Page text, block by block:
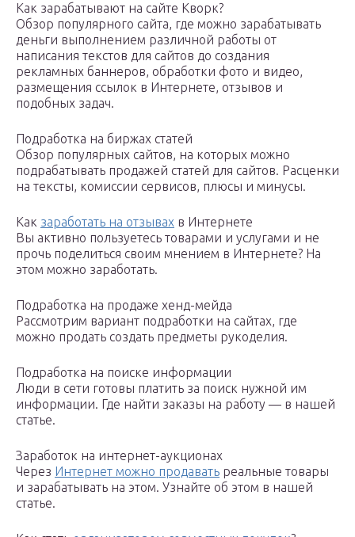
Как зарабатывают на сайте Кворк?
Обзор популярного сайта, где можно зарабатывать
деньги выполнением различной работы от
написания текстов для сайтов до создания
рекламных баннеров, обработки фото и видео,
размещения ссылок в Интернете, отзывов и
подобных задач.
Подработка на биржах статей
Обзор популярных сайтов, на которых можно
подрабатывать продажей статей для сайтов. Расценки
на тексты, комиссии сервисов, плюсы и минусы.
Как заработать на отзывах в Интернете
Вы активно пользуетесь товарами и услугами и не
прочь поделиться своим мнением в Интернете? На
этом можно заработать.
Подработка на продаже хенд-мейда
Рассмотрим вариант подработки на сайтах, где
можно продать создать предметы рукоделия.
Подработка на поиске информации
Люди в сети готовы платить за поиск нужной им
информации. Где найти заказы на работу — в нашей
статье.
Заработок на интернет-аукционах
Через Интернет можно продавать реальные товары
и зарабатывать на этом. Узнайте об этом в нашей
статье.